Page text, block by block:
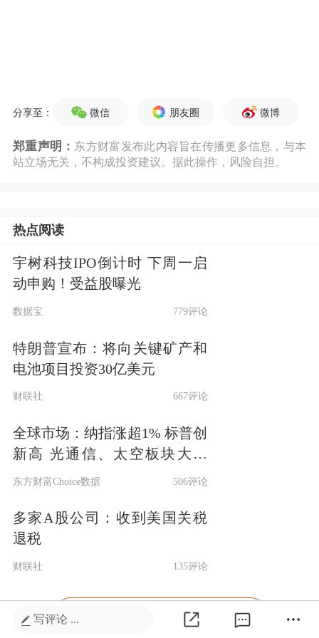
分享至： 微信 朋友圈 微博
郑重声明： 东方财富发布此内容旨在传播更多信息，与本
站立场无关，不构成投资建议。据此操作，风险自担。
热点阅读
宇树科技IPO倒计时 下周一启
动申购！受益股曝光
数据宝 779评论
特朗普宣布：将向关键矿产和
电池项目投资30亿美元
财联社 667评论
全球市场：纳指涨超1% 标普创
新高 光通信、太空板块大涨
SpaceX涨超15%
东方财富Choice数据 506评论
多家A股公司：收到美国关税
退税
财联社 135评论
打开东方财富APP查看更多内容
写评论 ...